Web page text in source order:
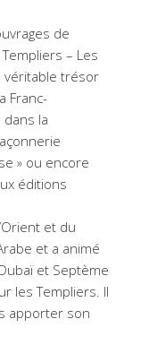
de
– Les
véritable trésor
Franc-
dans la
» ou encore
éditions
et du
et a animé
et Septème
les Templiers. Il
apporter son